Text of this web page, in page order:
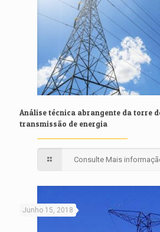
Análise técnica abrangente da torre
transmissão de energia
Consulte Mais
Junho 15, 2018